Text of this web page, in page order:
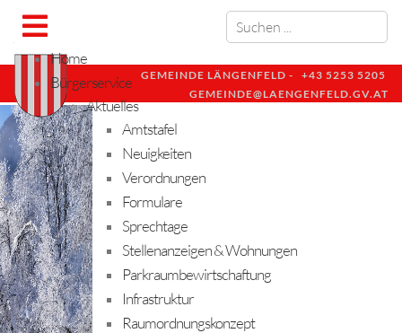
GEMEINDE LÄNGENFELD - +43 5253 5205
GEMEINDE@LAENGENFELD.GV.AT
Home
Bürgerservice
Aktuelles
Amtstafel
Neuigkeiten
Verordnungen
Formulare
Sprechtage
Stellenanzeigen & Wohnungen
Parkraumbewirtschaftung
Infrastruktur
Raumordnungskonzept